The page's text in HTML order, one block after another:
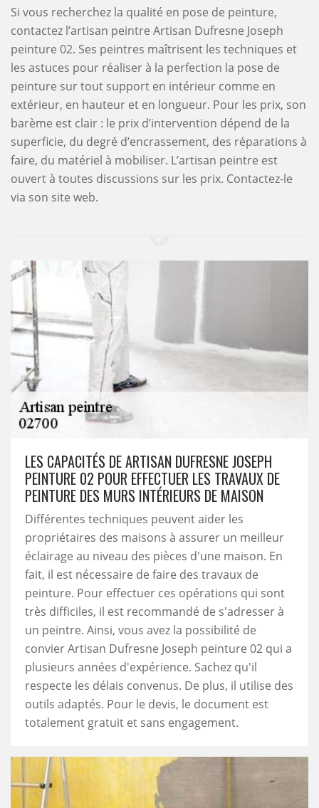
Si vous recherchez la qualité en pose de peinture,
contactez l’artisan peintre Artisan Dufresne Joseph
peinture 02. Ses peintres maîtrisent les techniques et
les astuces pour réaliser à la perfection la pose de
peinture sur tout support en intérieur comme en
extérieur, en hauteur et en longueur. Pour les prix, son
barème est clair : le prix d’intervention dépend de la
superficie, du degré d’encrassement, des réparations à
faire, du matériel à mobiliser. L’artisan peintre est
ouvert à toutes discussions sur les prix. Contactez-le
via son site web.
LES CAPACITÉS DE ARTISAN DUFRESNE JOSEPH
PEINTURE 02 POUR EFFECTUER LES TRAVAUX DE
PEINTURE DES MURS INTÉRIEURS DE MAISON
Différentes techniques peuvent aider les
propriétaires des maisons à assurer un meilleur
éclairage au niveau des pièces d'une maison. En
fait, il est nécessaire de faire des travaux de
peinture. Pour effectuer ces opérations qui sont
très difficiles, il est recommandé de s'adresser à
un peintre. Ainsi, vous avez la possibilité de
convier Artisan Dufresne Joseph peinture 02 qui a
plusieurs années d'expérience. Sachez qu'il
respecte les délais convenus. De plus, il utilise des
outils adaptés. Pour le devis, le document est
totalement gratuit et sans engagement.